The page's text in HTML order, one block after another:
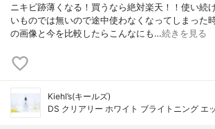
ニキビ跡薄くなる！買うなら絶対楽天！！使い続
いものでは無いので途中使わなくなってしまった
の画像と今を比較したらこんなにも…続きを見る
Kiehl’s(キールズ)
DS クリアリー ホワイト ブライトニング エ